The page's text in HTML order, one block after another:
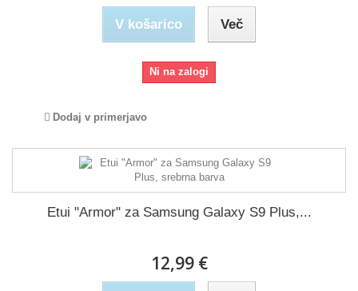
V košarico Več
Ni na zalogi
Dodaj v primerjavo
Etui "Armor" za Samsung Galaxy S9 Plus,...
12,99 €